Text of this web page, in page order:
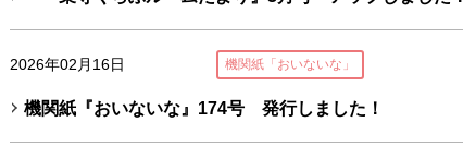
2026年02月16日 機関紙「おいないな」
機関紙『おいないな』174号 発行しました！